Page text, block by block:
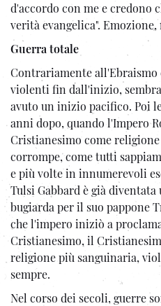
d'accordo con me e credono
verità evangelica".
Guerra totale
Contrariamente all'Ebraismo
violenti fin dall'inizio,
avuto un inizio pacifico. Poi
anni dopo, quando l'Impero
Cristianesimo come
corrompe, come tutti
e più volte in innumerevoli
Tulsi Gabbard è già
bugiarda per il suo pappone
che l'impero iniziò a
Cristianesimo, il
religione più sanguinaria,
sempre.
Nel corso dei secoli, guerre